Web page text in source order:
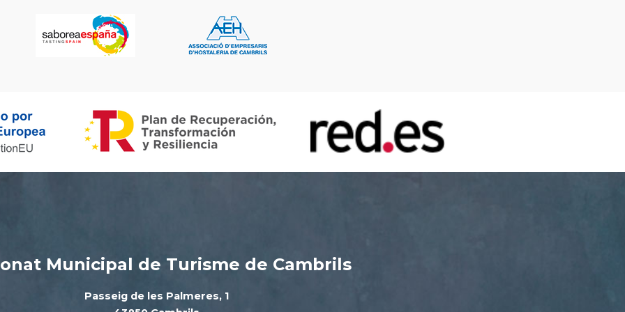
Municipal de Turisme de Cambrils
Passeig de les Palmeres, 1